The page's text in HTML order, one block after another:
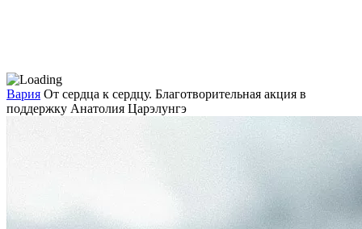
Вария От сердца к сердцу. Благотворительная акция в
поддержку Анатолия Царэлунгэ